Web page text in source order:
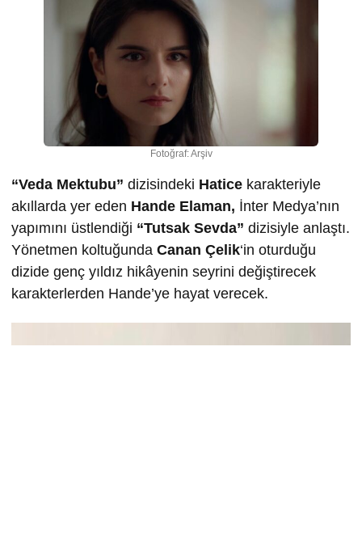
Fotoğraf: Arşiv
“Veda Mektubu” dizisindeki Hatice karakteriyle
akıllarda yer eden Hande Elaman, İnter Medya’nın
yapımını üstlendiği “Tutsak Sevda” dizisiyle anlaştı.
Yönetmen koltuğunda Canan Çelik‘in oturduğu
dizide genç yıldız hikâyenin seyrini değiştirecek
karakterlerden Hande’ye hayat verecek.